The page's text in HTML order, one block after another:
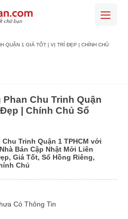
Chu Trinh Quận
| Chính Chủ Sổ
Trinh Quận 1 TPHCM với
Bán Cập Nhật Mới Liên
Giá Tốt, Sổ Hồng Riêng,
Chủ
Có Thông Tin